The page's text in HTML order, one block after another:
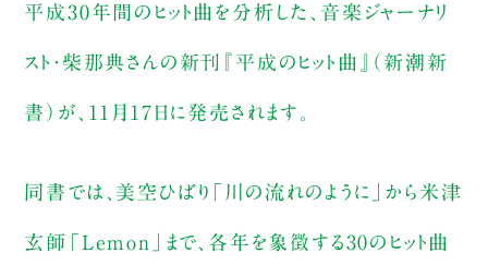
平成30年間のヒット曲を分析した、音楽ジャーナリ
スト・柴那典さんの新刊『平成のヒット曲』（新潮新
書）が、11月17日に発売されます。
同書では、美空ひばり「川の流れのように」から米津
玄師「Lemon」まで、各年を象徴する30のヒット曲